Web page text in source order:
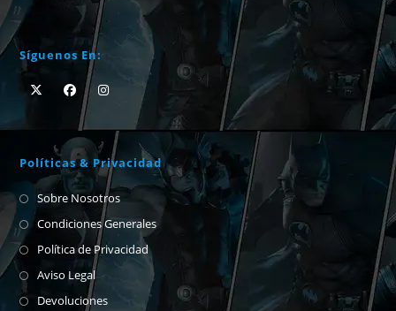
Síguenos En:
Políticas & Privacidad
Sobre Nosotros
Condiciones Generales
Política de Privacidad
Aviso Legal
Devoluciones